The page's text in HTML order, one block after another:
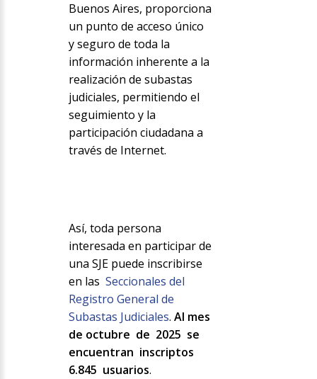
Buenos Aires, proporciona
un punto de acceso único
y seguro de toda la
información inherente a la
realización de subastas
judiciales, permitiendo el
seguimiento y la
participación ciudadana a
través de Internet.
Así, toda persona
interesada en participar de
una SJE puede inscribirse
en las Seccionales del
Registro General de
Subastas Judiciales. Al mes
de octubre de 2025 se
encuentran inscriptos
6.845 usuarios.